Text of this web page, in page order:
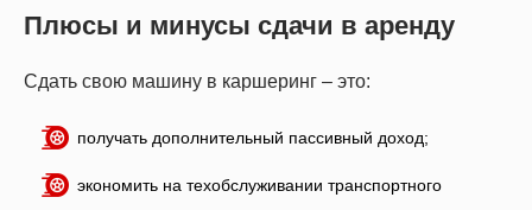
Плюсы и минусы сдачи в аренду
Сдать свою машину в каршеринг – это:
получать дополнительный пассивный доход;
экономить на техобслуживании транспортного